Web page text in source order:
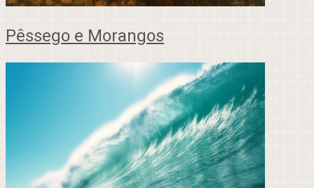
Pêssego e Morangos